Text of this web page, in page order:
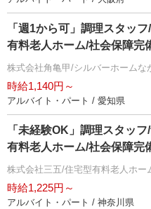
「週1から可」調理スタッ
有料老人ホーム/社会保障完
株式会社角亀甲/シルバーホームな
時給1,140円～
アルバイト・パート / 愛知県
「未経験OK」調理スタッ
有料老人ホーム/社会保障完
株式会社三五/住宅型有料老人ホー
時給1,225円～
アルバイト・パート / 神奈川県